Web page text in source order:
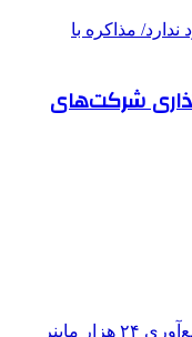
شرکت‌های